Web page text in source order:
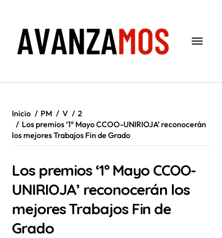
contenido
Inicio PM V
2
Los premios ‘1º Mayo CCOO-UNIRIOJA’ reconocerán
los mejores Trabajos Fin de Grado
Los premios ‘1º Mayo CCOO-
UNIRIOJA’ reconocerán los
mejores Trabajos Fin de
Grado